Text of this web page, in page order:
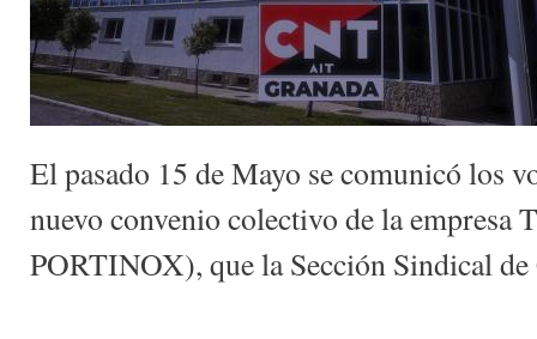
El pasado 15 de Mayo se comunicó los
nuevo convenio colectivo de la empresa
PORTINOX), que la Sección Sindical